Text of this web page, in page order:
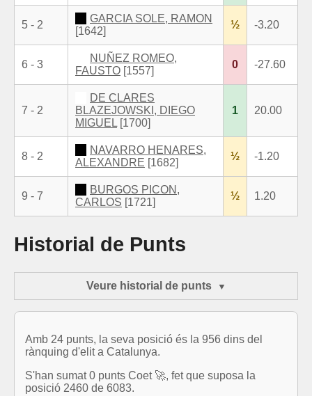
5 - 2
GARCIA SOLE, RAMON
[1642]
½ -3.20
6 - 3
NUÑEZ ROMEO,
FAUSTO [1557]
0 -27.60
7 - 2
DE CLARES
BLAZEJOWSKI, DIEGO
MIGUEL [1700]
1 20.00
8 - 2
NAVARRO HENARES,
ALEXANDRE [1682]
½ -1.20
9 - 7
BURGOS PICON,
CARLOS [1721]
½ 1.20
Historial de Punts
Veure historial de punts
Amb 24 punts, la seva posició és la 956 dins del
rànquing d'elit a Catalunya.
S'han sumat 0 punts Coet 🚀, fet que suposa la
posició 2460 de 6083.